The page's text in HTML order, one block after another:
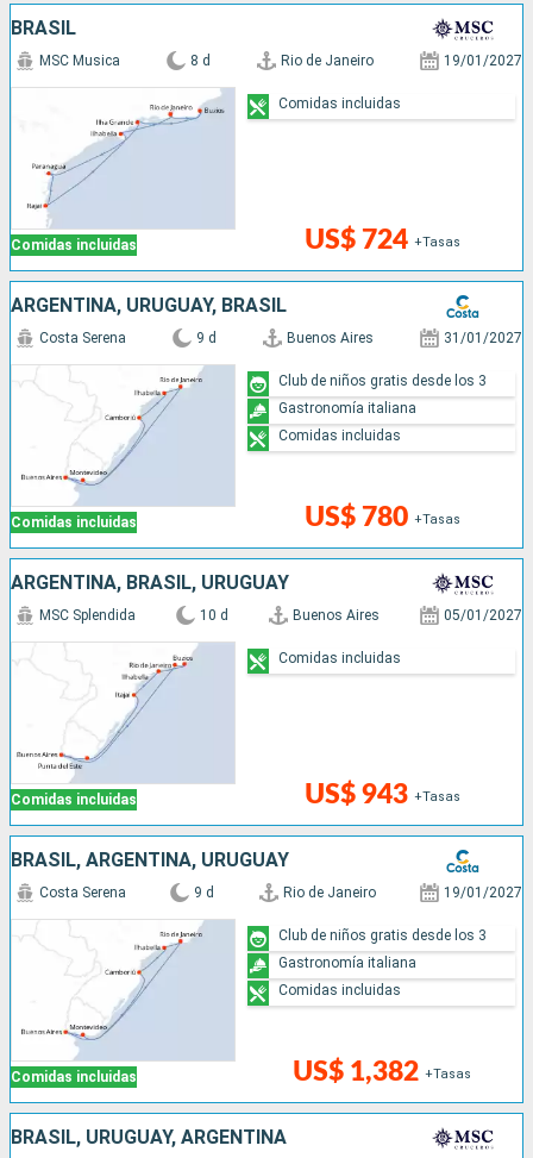
BRASIL
Comidas incluidas
MSC Musica 8 d Rio de Janeiro 19/01/2027
US$ 724 +Tasas
Comidas incluidas
ARGENTINA, URUGUAY, BRASIL
Comidas incluidas
Costa Serena 9 d Buenos Aires 31/01/2027
US$ 780 +Tasas
Club de niños gratis desde los 3
Gastronomía italiana
Comidas incluidas
ARGENTINA, BRASIL, URUGUAY
Comidas incluidas
MSC Splendida 10 d Buenos Aires 05/01/2027
US$ 943 +Tasas
Comidas incluidas
BRASIL, ARGENTINA, URUGUAY
Comidas incluidas
Costa Serena 9 d Rio de Janeiro 19/01/2027
US$ 1,382 +Tasas
Club de niños gratis desde los 3
Gastronomía italiana
Comidas incluidas
BRASIL, URUGUAY, ARGENTINA